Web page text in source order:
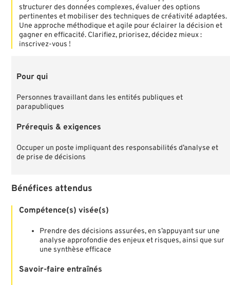
structurer des données complexes, évaluer des options
pertinentes et mobiliser des techniques de créativité adaptées.
Une approche méthodique et agile pour éclairer la décision et
gagner en efficacité. Clarifiez, priorisez, décidez mieux :
inscrivez-vous !
Pour qui
Personnes travaillant dans les entités publiques et
parapubliques
Prérequis & exigences
Occuper un poste impliquant des responsabilités d’analyse et
de prise de décisions
Bénéfices attendus
Compétence(s) visée(s)
Prendre des décisions assurées, en s’appuyant sur une
analyse approfondie des enjeux et risques, ainsi que sur
une synthèse efficace
Savoir-faire entraînés